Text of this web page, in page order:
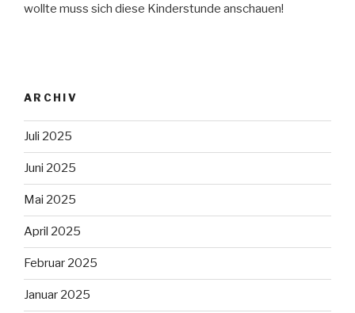
wollte muss sich diese Kinderstunde anschauen!
ARCHIV
Juli 2025
Juni 2025
Mai 2025
April 2025
Februar 2025
Januar 2025